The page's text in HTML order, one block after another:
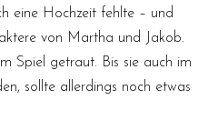
eine Hochzeit fehlte – und
von Martha und Jakob.
Spiel getraut. Bis sie auch im
sollte allerdings noch etwas